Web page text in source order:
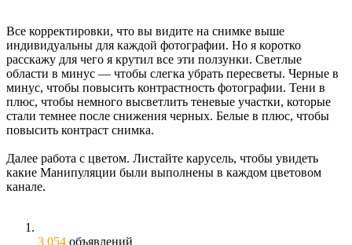
Все корректировки, что вы видите на снимке выше
индивидуальны для каждой фотографии. Но я коротко
расскажу для чего я крутил все эти ползунки. Светлые
области в минус — чтобы слегка убрать пересветы. Черные в
минус, чтобы повысить контрастность фотографии. Тени в
плюс, чтобы немного высветлить теневые участки, которые
стали темнее после снижения черных. Белые в плюс, чтобы
повысить контраст снимка.
Далее работа с цветом. Листайте карусель, чтобы увидеть
какие Манипуляции были выполнены в каждом цветовом
канале.
3 054 объявлений